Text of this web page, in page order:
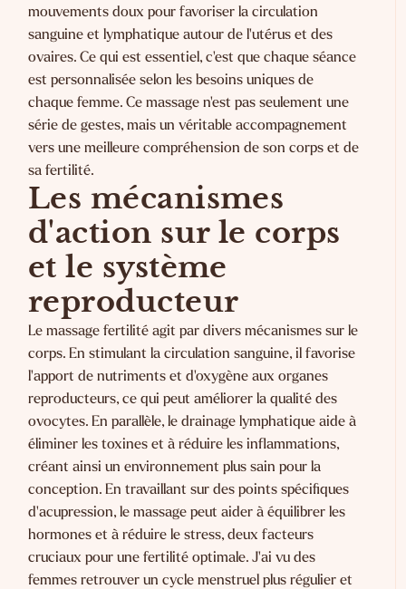
mouvements doux pour favoriser la circulation
sanguine et lymphatique autour de l'utérus et des
ovaires. Ce qui est essentiel, c'est que chaque séance
est personnalisée selon les besoins uniques de
chaque femme. Ce massage n'est pas seulement une
série de gestes, mais un véritable accompagnement
vers une meilleure compréhension de son corps et de
sa fertilité.
Les mécanismes
d'action sur le corps
et le système
reproducteur
Le massage fertilité agit par divers mécanismes sur le
corps. En stimulant la circulation sanguine, il favorise
l'apport de nutriments et d'oxygène aux organes
reproducteurs, ce qui peut améliorer la qualité des
ovocytes. En parallèle, le drainage lymphatique aide à
éliminer les toxines et à réduire les inflammations,
créant ainsi un environnement plus sain pour la
conception. En travaillant sur des points spécifiques
d'acupression, le massage peut aider à équilibrer les
hormones et à réduire le stress, deux facteurs
cruciaux pour une fertilité optimale. J'ai vu des
femmes retrouver un cycle menstruel plus régulier et